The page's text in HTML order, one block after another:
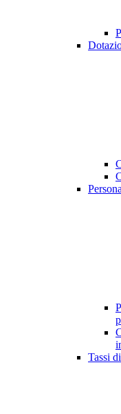
Tassi